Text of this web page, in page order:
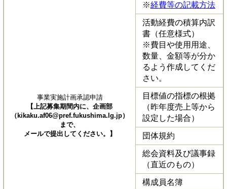
事業実施計画承認申請
【上記募集期間内に、企画部
（ kikaku.af06@pref.fukushima.lg.jp）
まで、
メールで提出してください。
】
※経費等の記載方法
活動経費の積算内訳
書（任意様式）
​※費目や使用用途、
数量、金額等が分か
るよう作成してくだ
さい。
目標値の指標の根拠
（昨年度売上等から
設定した場合）
団体規約
総会資料及び議事録
（直近のもの）
構成員名簿